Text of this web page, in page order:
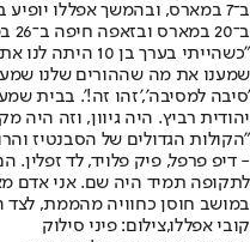
ב־20 במארס ובזאפה חיפה ב־26 במארס.
"כשהייתי בערך
'סיבה למסיבה','זהו זה!'. בבית
יהודית רביץ. היה גיוון, וזה היה
"הקולות הגדולים של הסבנטיז
- דיפ פרפל, פיק פלויד, לד זפלין.
לתקופה תמיד היה שם. אני אדם
במושב חוסן כחוויה מהממת, לצד
קובי אפללו,צילום: פיני סילוק